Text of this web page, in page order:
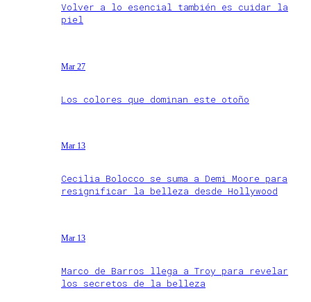
Volver a lo esencial también es cuidar la
piel
Mar 27
Los colores que dominan este otoño
Mar 13
Cecilia Bolocco se suma a Demi Moore para
resignificar la belleza desde Hollywood
Mar 13
Marco de Barros llega a Troy para revelar
los secretos de la belleza